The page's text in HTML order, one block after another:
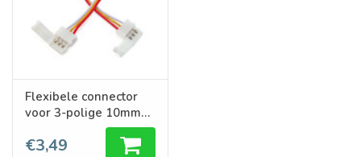
Flexibele connector
voor 3-polige 10mm
Dual White LED strips,
soldeervrij.
€3,49